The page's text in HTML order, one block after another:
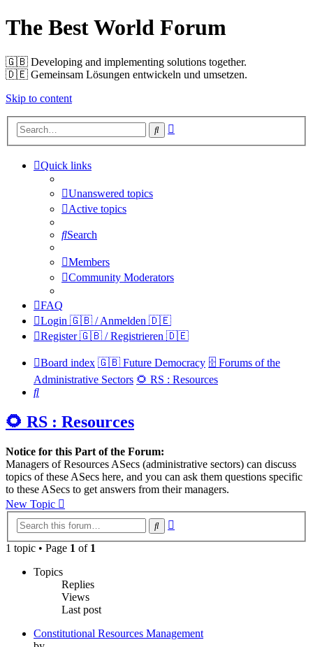
The Best World Forum
🇬🇧️ Developing and implementing solutions together.
🇩🇪️ Gemeinsam Lösungen entwickeln und umsetzen.
Skip to content
Search
Quick links
Unanswered topics
Active topics
Search
Members
Community Moderators
FAQ
Login 🇬🇧 / Anmelden 🇩🇪
Register 🇬🇧 / Registrieren 🇩🇪
Board index 🇬🇧 Future Democracy 🗄️ Forums of the
Administrative Sectors 🌻 RS : Resources
Search
🌻 RS : Resources
Notice for this Part of the Forum:
Managers of Resources ASecs (administrative sectors) can discuss
topics of these ASecs here, and you can ask them questions specific
to these ASecs to get answers from their managers.
New Topic
Search
1 topic • Page 1 of 1
Topics
Replies
Views
Last post
Constitutional Resources Management